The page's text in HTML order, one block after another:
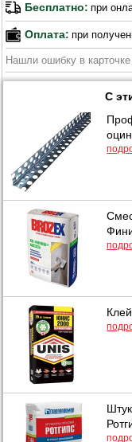
Бесплатно: при
Оплата: при
Нашли ошибку в карточке
С